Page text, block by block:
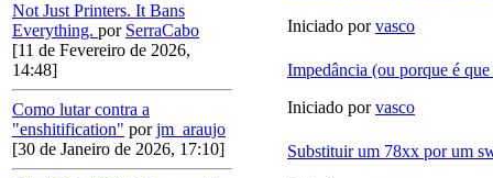
Not Just Printers. It Bans
Everything. por SerraCabo
[11 de Fevereiro de 2026,
14:48]
Como lutar contra a
"enshitification" porjm_araujo
[30 de Janeiro de 2026, 17:10]
Iniciado porvasco
Impedância (ou porque é
Iniciado porvasco
Substituir um 78xx por um